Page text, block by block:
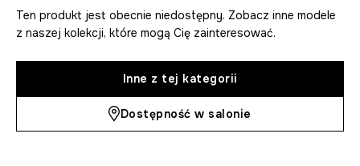
Ten produkt jest obecnie niedostępny. Zobacz inne modele
z naszej kolekcji, które mogą Cię zainteresować.
Inne z tej kategorii
Dostępność w salonie